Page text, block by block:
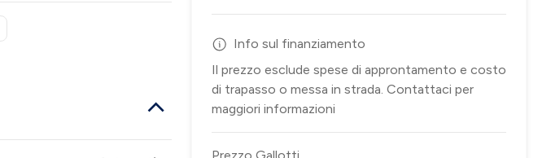
Info sul finanziamento
Il prezzo esclude spese di approntamento e costo
di trapasso o messa in strada. Contattaci per
maggiori informazioni